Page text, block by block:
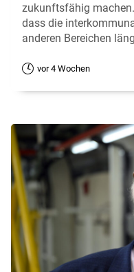
zukunftsfähig
dass die
anderen Bereichen
vor 4 Wochen